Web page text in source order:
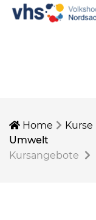
Home Kurse
Umwelt
Kursangebote